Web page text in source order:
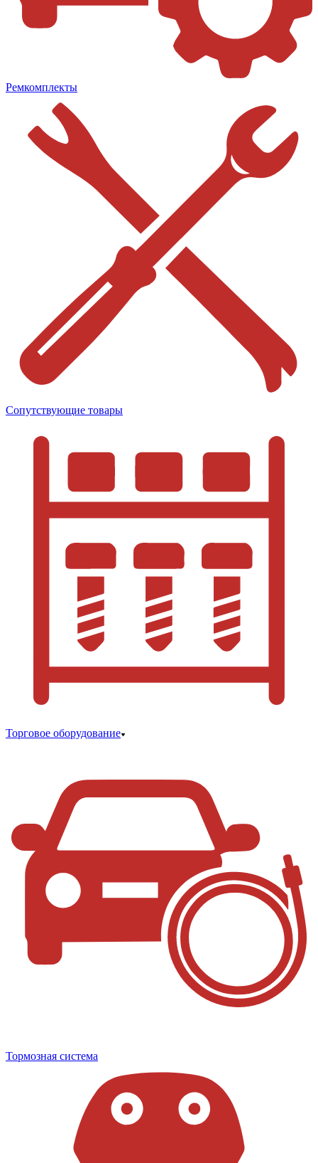
Ремкомплекты
Сопутствующие товары
Торговое оборудование
Тормозная система